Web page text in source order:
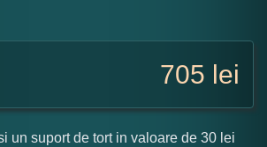
705 lei
un suport de tort in valoare de 30 lei